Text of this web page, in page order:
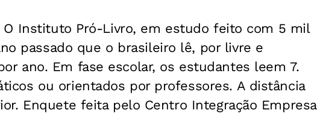
O Instituto Pró-Livro, em estudo feito com 5 mil
passado que o brasileiro lê, por livre e
ano. Em fase escolar, os estudantes leem 7.
ou orientados por professores. A distância
Enquete feita pelo Centro Integração Empresa